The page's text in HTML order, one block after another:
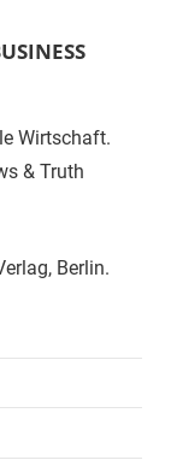
Wirtschaft.
& Truth
Berlin.